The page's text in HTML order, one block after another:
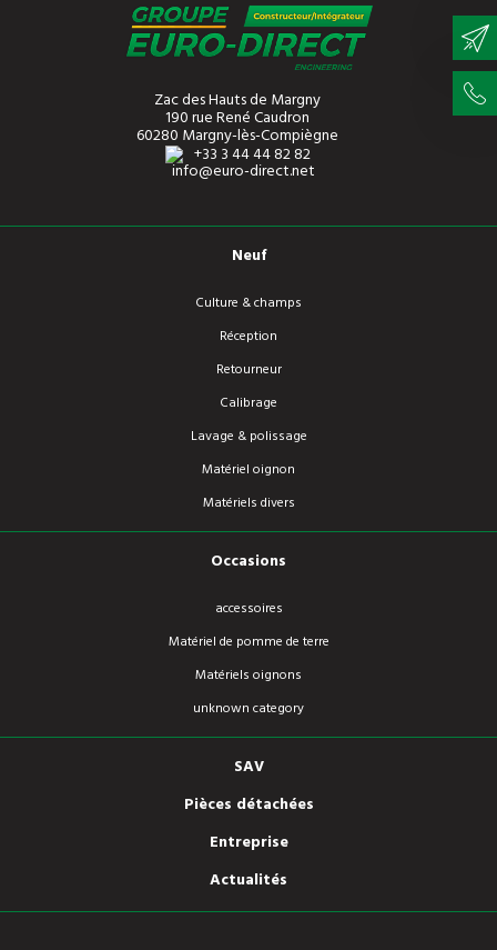
Zac des Hauts de Margny
190 rue René Caudron
60280 Margny-lès-Compiègne
+33 3 44 44 82 82
info@euro-direct.net
Neuf
Culture & champs
Réception
Retourneur
Calibrage
Lavage & polissage
Matériel oignon
Matériels divers
Occasions
accessoires
Matériel de pomme de terre
Matériels oignons
unknown category
SAV
Pièces détachées
Entreprise
Actualités